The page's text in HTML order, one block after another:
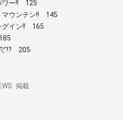
ワー!! 125
マウンテン!! 145
グイン!! 165
”!? 205
掲載